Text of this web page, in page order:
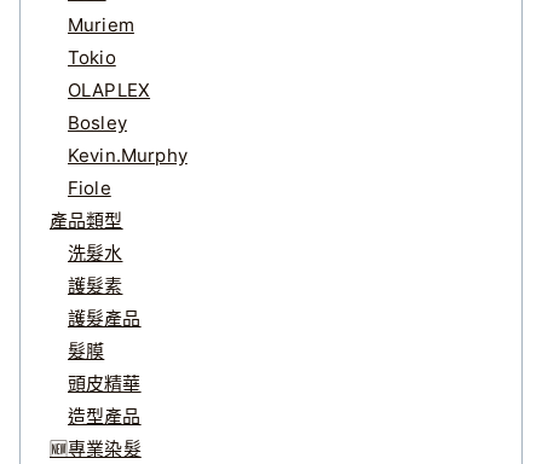
Muriem
Tokio
OLAPLEX
Bosley
Kevin.Murphy
Fiole
產品類型
洗髮水
護髮素
護髮產品
髮膜
頭皮精華
造型產品
🆕專業染髮